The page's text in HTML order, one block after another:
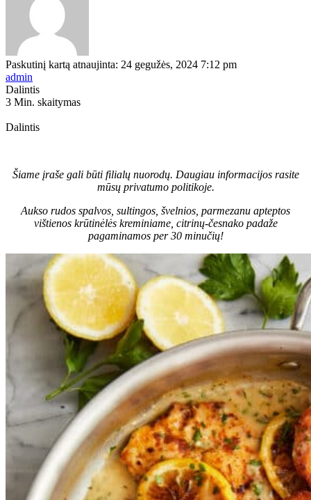
Paskutinį kartą atnaujinta: 24 gegužės, 2024 7:12 pm
admin
Dalintis
3 Min. skaitymas
Dalintis
Šiame įraše gali būti filialų nuorodų. Daugiau informacijos rasite
mūsų privatumo politikoje.
Aukso rudos spalvos, sultingos, švelnios, parmezanu apteptos
vištienos krūtinėlės kreminiame, citrinų-česnako padaže
pagaminamos per 30 minučių!